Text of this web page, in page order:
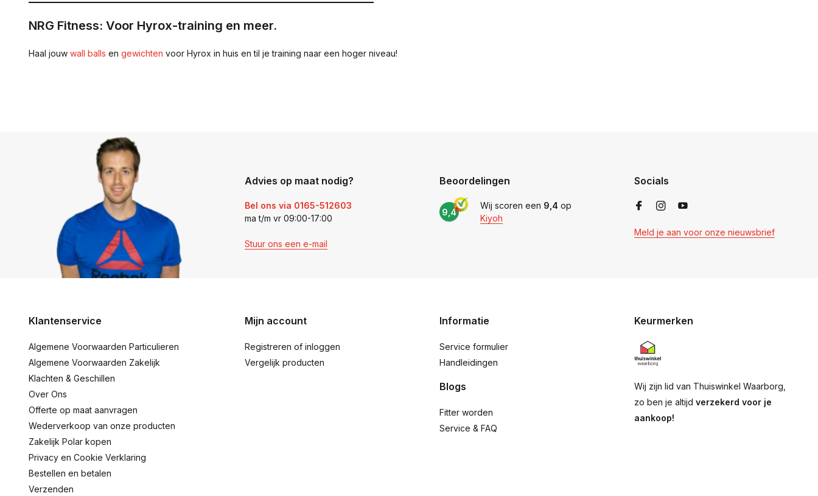
NRG Fitness: Voor Hyrox-training en meer.
Haal jouw wall balls en gewichten voor Hyrox in huis en til je training naar een hoger niveau!
Advies op maat nodig?
Bel ons via 0165-512603
ma t/m vr 09:00-17:00
Stuur ons een e-mail
Beoordelingen
9,4
Wij scoren een 9,4 op
Kiyoh
Socials
Meld je aan voor onze nieuwsbrief
Klantenservice
Algemene Voorwaarden Particulieren
Algemene Voorwaarden Zakelijk
Klachten & Geschillen
Over Ons
Offerte op maat aanvragen
Wederverkoop van onze producten
Zakelijk Polar kopen
Privacy en Cookie Verklaring
Bestellen en betalen
Verzenden
Mijn account
Registreren of inloggen
Vergelijk producten
Informatie
Service formulier
Handleidingen
Blogs
Fitter worden
Service & FAQ
Keurmerken
Wij zijn lid van Thuiswinkel Waarborg,
zo ben je altijd verzekerd voor je
aankoop!